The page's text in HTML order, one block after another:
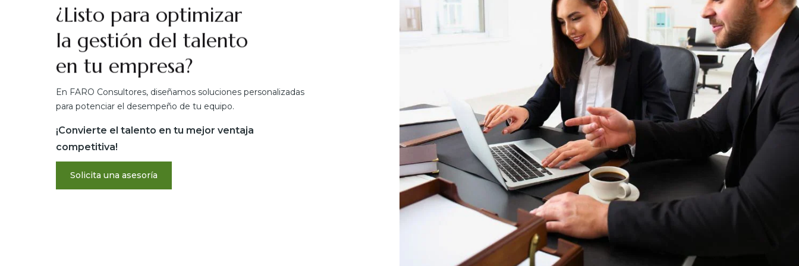
¿Listo para optimizar
la gestión del talento
en tu empresa?
En FARO Consultores, diseñamos soluciones personalizadas
para potenciar el desempeño de tu equipo.
¡Convierte el talento en tu mejor ventaja
competitiva!
Solicita una asesoría